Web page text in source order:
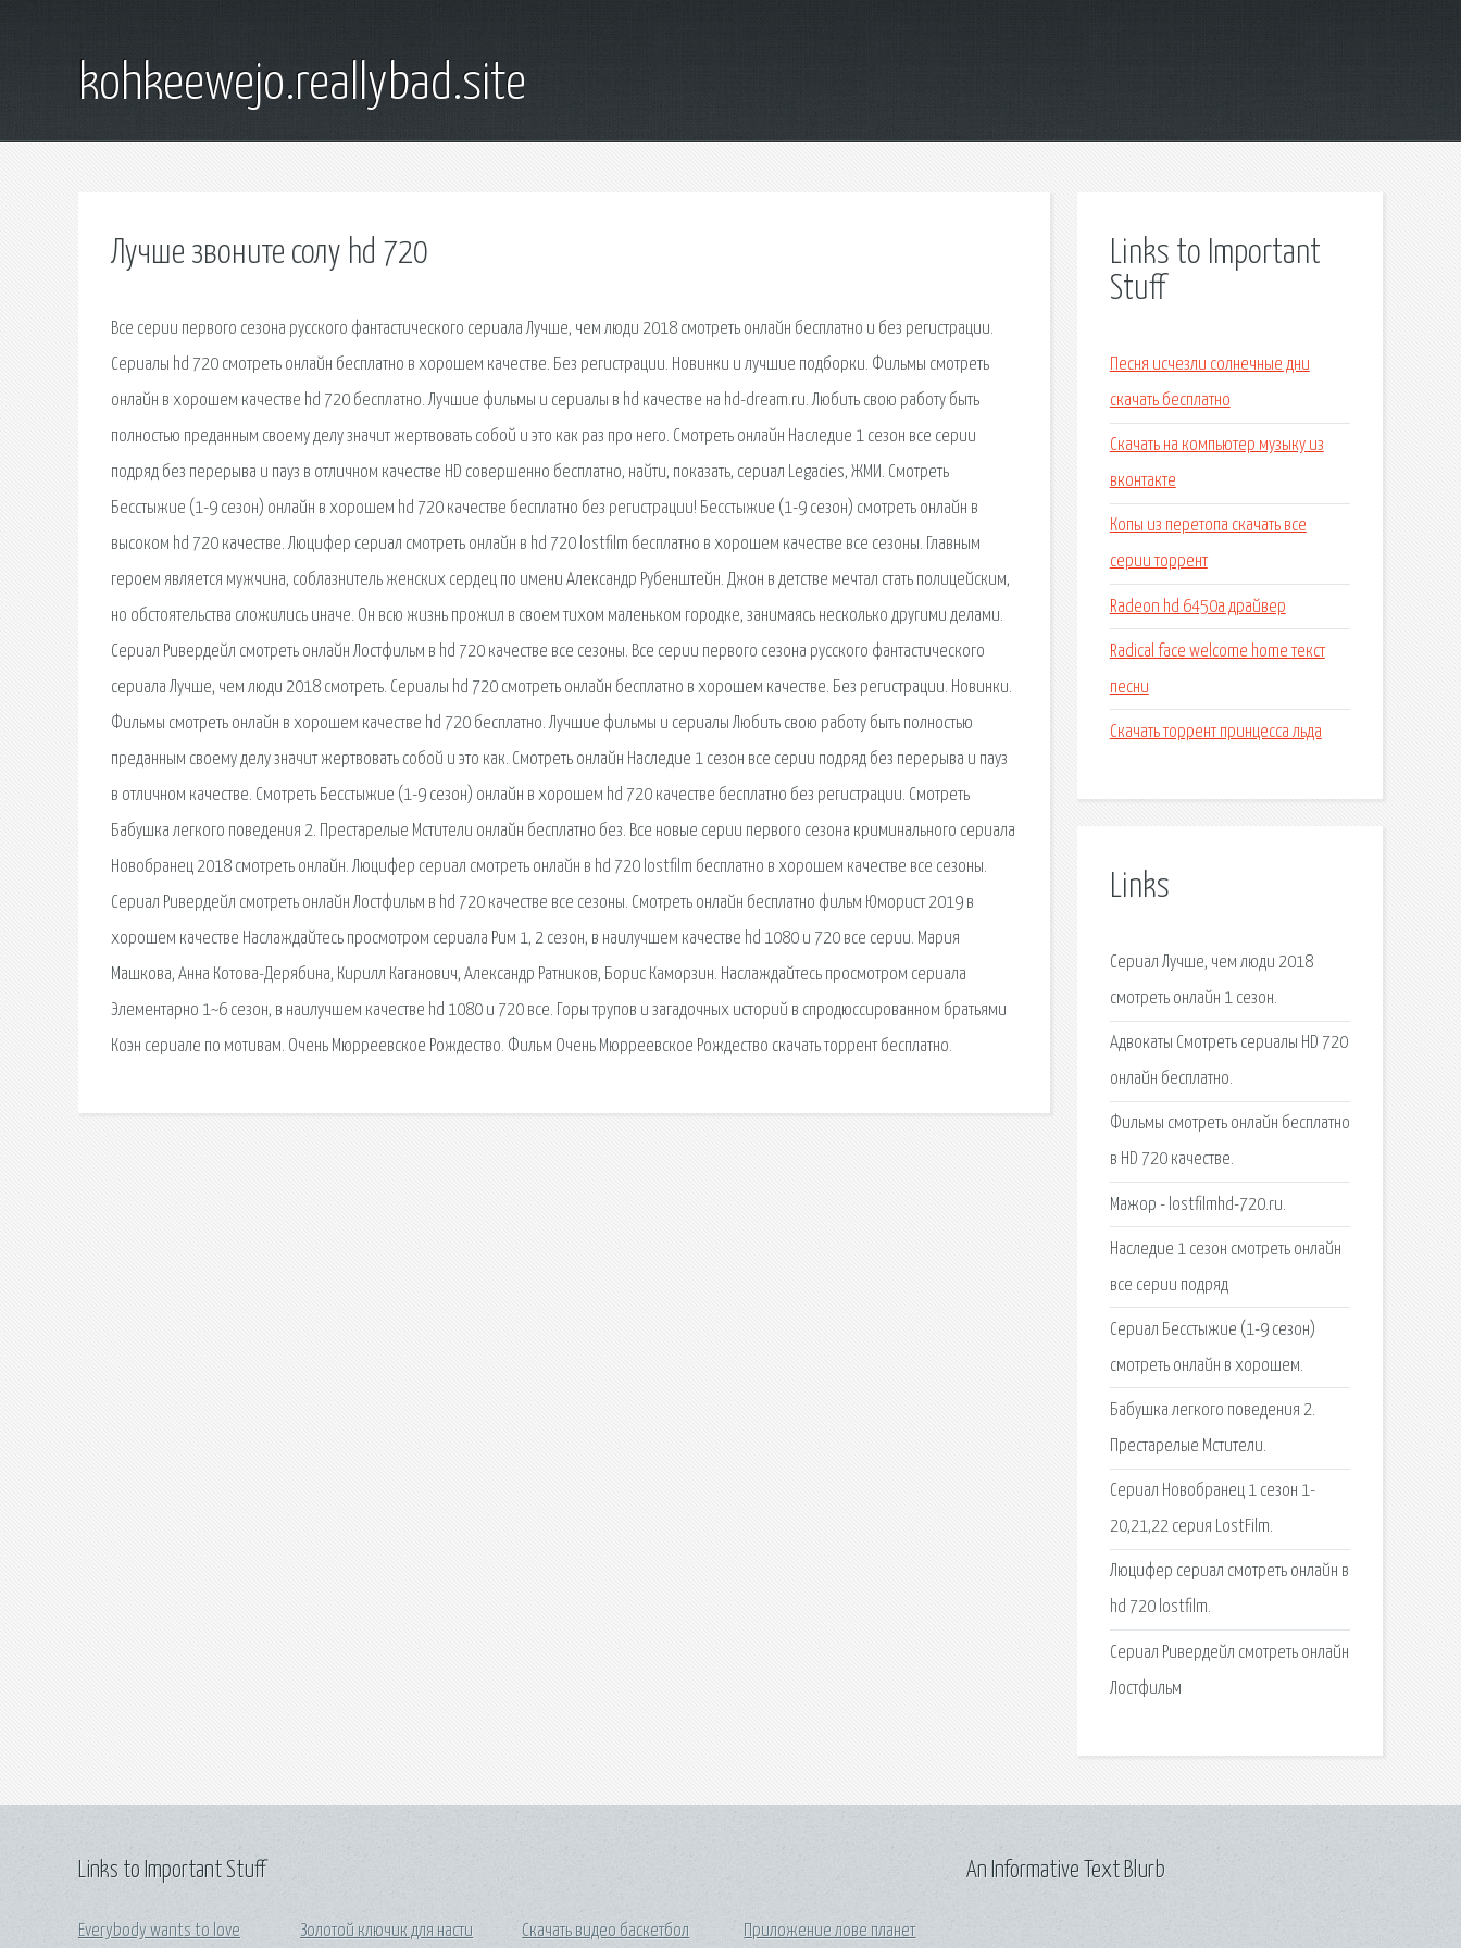
kohkeewejo.reallybad.site
Лучше звоните солу hd 720
Все серии первого сезона русского фантастического сериала Лучше, чем люди 2018 смотреть онлайн бесплатно и без регистрации.
Сериалы hd 720 смотреть онлайн бесплатно в хорошем качестве. Без регистрации. Новинки и лучшие подборки. Фильмы смотреть
онлайн в хорошем качестве hd 720 бесплатно. Лучшие фильмы и сериалы в hd качестве на hd-dream.ru. Любить свою работу быть
полностью преданным своему делу значит жертвовать собой и это как раз про него. Смотреть онлайн Наследие 1 сезон все серии
подряд без перерыва и пауз в отличном качестве HD совершенно бесплатно, найти, показать, сериал Legacies, ЖМИ. Смотреть
Бесстыжие (1-9 сезон) онлайн в хорошем hd 720 качестве бесплатно без регистрации! Бесстыжие (1-9 сезон) смотреть онлайн в
высоком hd 720 качестве. Люцифер сериал смотреть онлайн в hd 720 lostfilm бесплатно в хорошем качестве все сезоны. Главным
героем является мужчина, соблазнитель женских сердец по имени Александр Рубенштейн. Джон в детстве мечтал стать полицейским,
но обстоятельства сложились иначе. Он всю жизнь прожил в своем тихом маленьком городке, занимаясь несколько другими делами.
Сериал Ривердейл смотреть онлайн Лостфильм в hd 720 качестве все сезоны. Все серии первого сезона русского фантастического
сериала Лучше, чем люди 2018 смотреть. Сериалы hd 720 смотреть онлайн бесплатно в хорошем качестве. Без регистрации. Новинки.
Фильмы смотреть онлайн в хорошем качестве hd 720 бесплатно. Лучшие фильмы и сериалы Любить свою работу быть полностью
преданным своему делу значит жертвовать собой и это как. Смотреть онлайн Наследие 1 сезон все серии подряд без перерыва и пауз
в отличном качестве. Смотреть Бесстыжие (1-9 сезон) онлайн в хорошем hd 720 качестве бесплатно без регистрации. Смотреть
Бабушка легкого поведения 2. Престарелые Мстители онлайн бесплатно без. Все новые серии первого сезона криминального сериала
Новобранец 2018 смотреть онлайн. Люцифер сериал смотреть онлайн в hd 720 lostfilm бесплатно в хорошем качестве все сезоны.
Сериал Ривердейл смотреть онлайн Лостфильм в hd 720 качестве все сезоны. Смотреть онлайн бесплатно фильм Юморист 2019 в
хорошем качестве Наслаждайтесь просмотром сериала Рим 1, 2 сезон, в наилучшем качестве hd 1080 и 720 все серии. Мария
Машкова, Анна Котова-Дерябина, Кирилл Каганович, Александр Ратников, Борис Каморзин. Наслаждайтесь просмотром сериала
Элементарно 1~6 сезон, в наилучшем качестве hd 1080 и 720 все. Горы трупов и загадочных историй в спродюссированном братьями
Коэн сериале по мотивам. Очень Мюрреевское Рождество. Фильм Очень Мюрреевское Рождество скачать торрент бесплатно.
Links to Important
Stuff
Песня исчезли солнечные дни
скачать бесплатно
Скачать на компьютер музыку из
вконтакте
Копы из перетопа скачать все
серии торрент
Radeon hd 6450a драйвер
Radical face welcome home текст
песни
Скачать торрент принцесса льда
Links
Сериал Лучше, чем люди 2018
смотреть онлайн 1 сезон.
Адвокаты Смотреть сериалы HD 720
онлайн бесплатно.
Фильмы смотреть онлайн бесплатно
в HD 720 качестве.
Мажор - lostfilmhd-720.ru.
Наследие 1 сезон смотреть онлайн
все серии подряд
Сериал Бесстыжие (1-9 сезон)
смотреть онлайн в хорошем.
Бабушка легкого поведения 2.
Престарелые Мстители.
Сериал Новобранец 1 сезон 1-
20,21,22 серия LostFilm.
Люцифер сериал смотреть онлайн в
hd 720 lostfilm.
Сериал Ривердейл смотреть онлайн
Лостфильм
Links to Important Stuff
Everybody wants to love Золотой ключик для насти Скачать видео баскетбол Приложение лове планет
An Informative Text Blurb